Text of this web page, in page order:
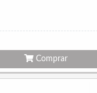
Comprar